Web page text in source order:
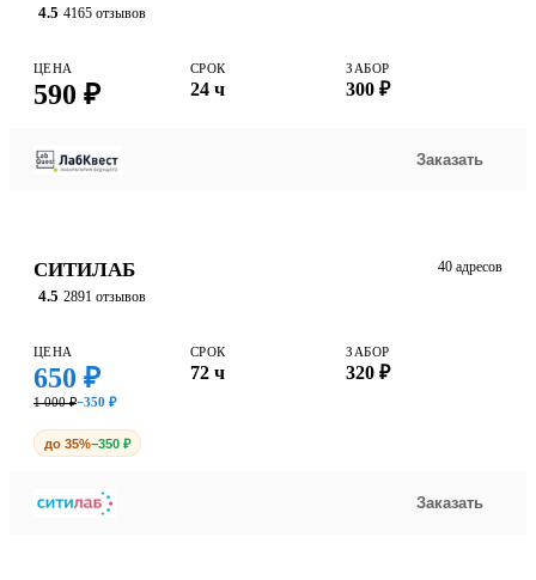
4.5 4165 отзывов
ЦЕНА
590 ₽
СРОК
24 ч
ЗАБОР
300 ₽
Заказать
СИТИЛАБ
4.5 2891 отзывов
40 адресов
ЦЕНА
650 ₽
1 000 ₽−350 ₽
СРОК
72 ч
ЗАБОР
320 ₽
до 35%−350 ₽
Заказать